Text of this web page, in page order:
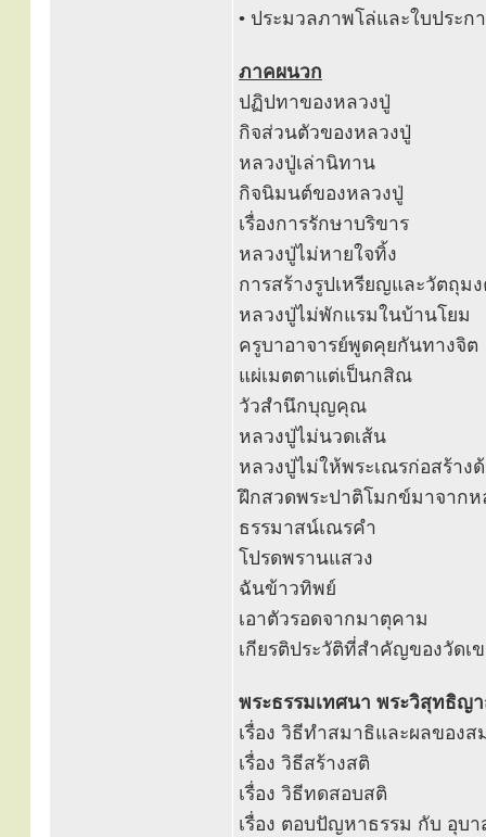
• ประมวลภาพโล่และใบประ
ภาคผนวก
ปฏิปทาของหลวงปู่
กิจส่วนตัวของหลวงปู่
หลวงปู่เล่านิทาน
กิจนิมนต์ของหลวงปู่
เรื่องการรักษาบริขาร
หลวงปู่ไม่หายใจทิ้ง
การสร้างรูปเหรียญและวัตถุม
หลวงปู่ไม่พักแรมในบ้านโยม
ครูบาอาจารย์พูดคุยกันทางจิต
แผ่เมตตาแต่เป็นกสิณ
วัวสำนึกบุญคุณ
หลวงปู่ไม่นวดเส้น
หลวงปู่ไม่ให้พระเณรก่อสร้าง
ฝึกสวดพระปาติโมกข์มาจาก
ธรรมาสน์เณรคำ
โปรดพรานแสวง
ฉันข้าวทิพย์
เอาตัวรอดจากมาตุคาม
เกียรติประวัติที่สำคัญของวัดเ
พระธรรมเทศนา พระวิสุทธิญ
เรื่อง วิธีทำสมาธิและผลของส
เรื่อง วิธีสร้างสติ
เรื่อง วิธีทดสอบสติ
เรื่อง ตอบปัญหาธรรม กับ อุบ